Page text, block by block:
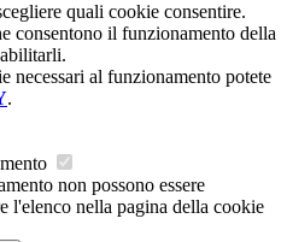
quali cookie consentire.
consentono il funzionamento della
necessari al funzionamento potete
.
non possono essere
l'elenco nella pagina della cookie